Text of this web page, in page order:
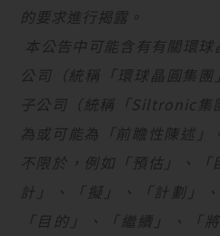
的要求進行揭露。
本公告中可能含有有關環
公司（統稱「環球晶圓集團
子公司（統稱「 Siltronic
為或可能為「前瞻性陳述
不限於，例如「預估」、
計」、「擬」、「計劃」
「目的」、「繼續」、「